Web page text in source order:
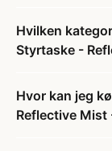
Hvilken
Styrtaske -
Hvor kan jeg
Reflective Mist